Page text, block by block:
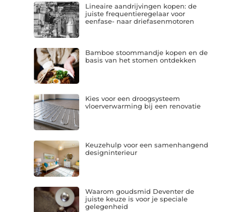
Lineaire aandrijvingen kopen: de
juiste frequentieregelaar voor
eenfase- naar driefasenmotoren
Bamboe stoommandje kopen en de
basis van het stomen ontdekken
Kies voor een droogsysteem
vloerverwarming bij een renovatie
Keuzehulp voor een samenhangend
designinterieur
Waarom goudsmid Deventer de
juiste keuze is voor je speciale
gelegenheid